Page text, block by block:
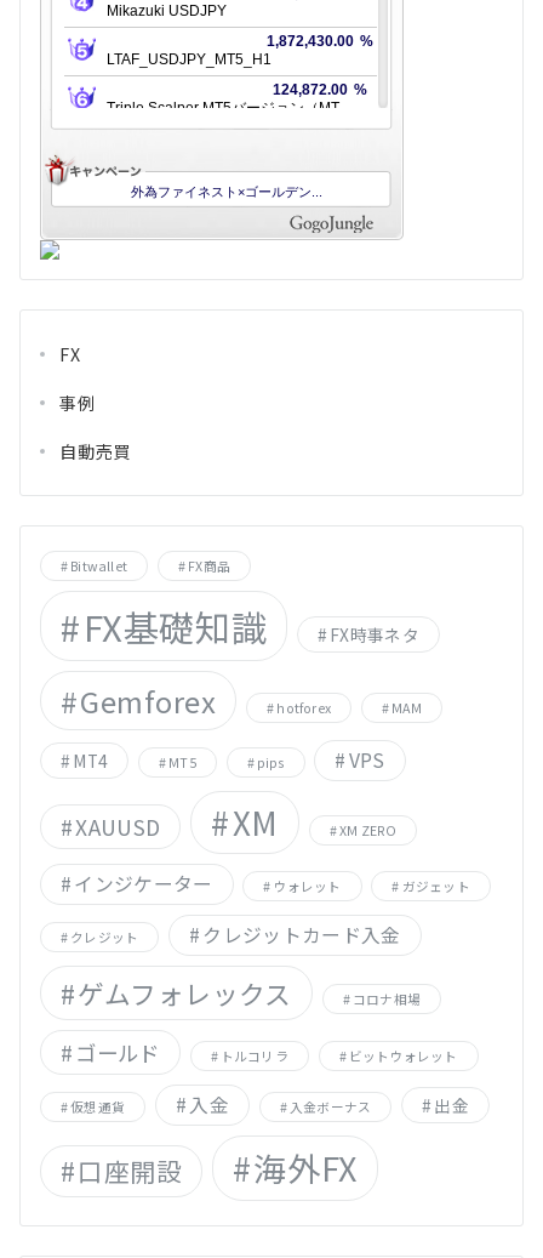
FX
事例
自動売買
Bitwallet FX商品
FX基礎知識 FX時事ネタ
Gemforex hotforex MAM
MT4 MT5 pips VPS
XAUUSD XM XM ZERO
インジケーター ウォレット ガジェット
クレジット クレジットカード入金
ゲムフォレックス コロナ相場
ゴールド トルコリラ ビットウォレット
仮想通貨 入金 入金ボーナス 出金
口座開設 海外FX